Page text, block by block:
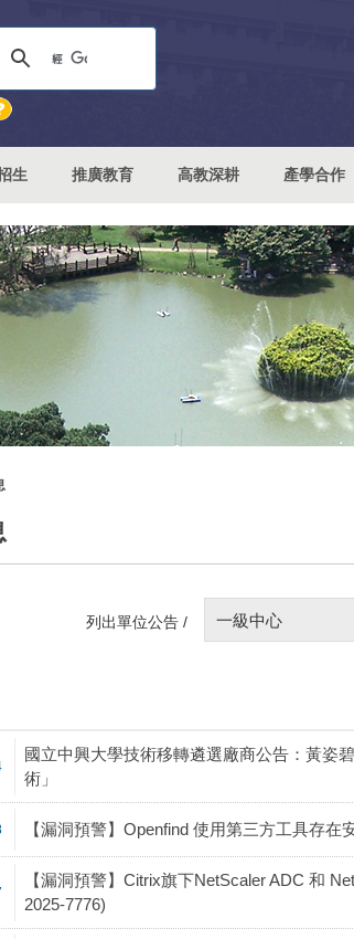
生 推廣教育 高教深耕 產學合作
列出單位公告 / 一級中心
國立中興大學技術移轉遴選廠商公告：黃姿
術」
【漏洞預警】Openfind 使用第三方工具存
【漏洞預警】Citrix旗下NetScaler ADC 和
2025-7776)